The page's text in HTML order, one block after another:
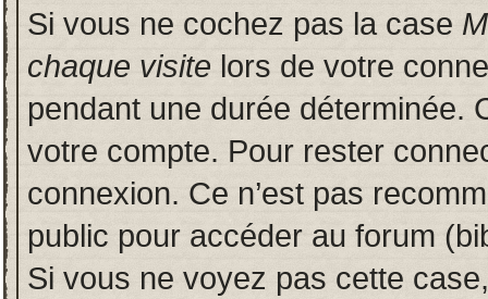
Si vous ne cochez pas la case
chaque visite lors de votre
pendant une durée déterminée.
votre compte. Pour rester
connexion. Ce n’est pas
public pour accéder au forum
Si vous ne voyez pas cette